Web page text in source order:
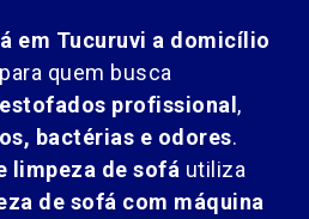
em Tucuruvi a domicílio
quem busca
profissional,
bactérias e odores.
limpeza de sofá utiliza
de sofá com máquina